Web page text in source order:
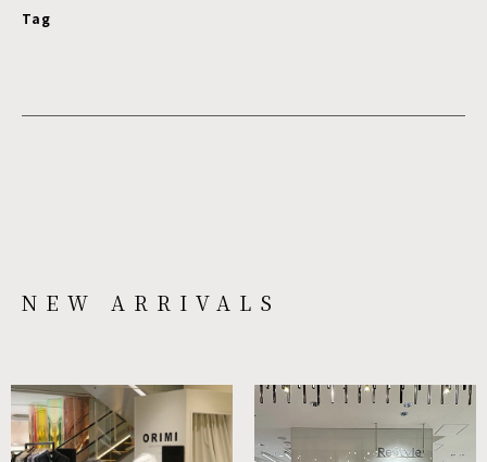
Tag
NEW ARRIVALS